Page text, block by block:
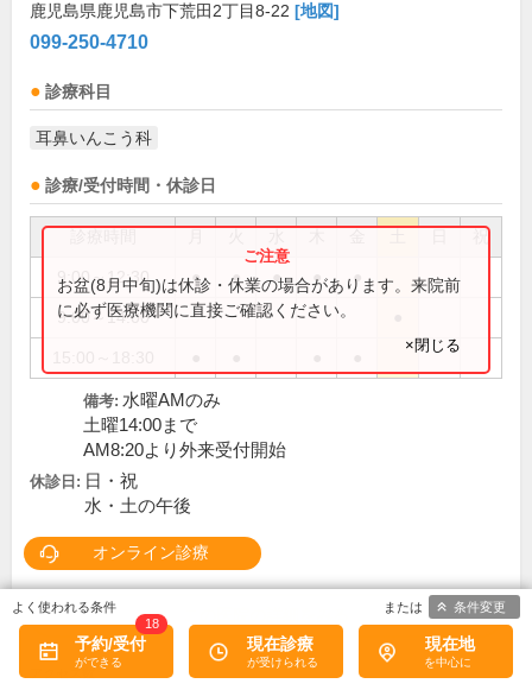
鹿児島県鹿児島市下荒田2丁目8-22 [地図]
099-250-4710
診療科目
耳鼻いんこう科
診療/受付時間・休診日
祝
9:00～12:30 ● ● ● ● ●
9:00～14:00
お盆(8月中旬)は休診・休業の場合があります。来院前
に必ず医療機関に直接ご確認ください。
×閉じる
備考: 水曜AMのみ
土曜14:00まで
AM8:20より外来受付開始
休診日: 日・祝
水・土の午後
オンライン診療
アクセス数 ※
予約/受付
18
現在診療 現在地
条件変更